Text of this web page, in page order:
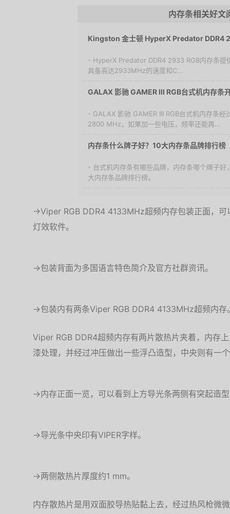
内存条相关好文
Kingston 金士顿 HyperX Predator DDR4
- HyperX Predator DDR4 2933 RGB内存条提
具备高达2933MHz的速度和C...
GALAX 影驰 GAMER III RGB台式机内存条
- GALAX 影驰 GAMER III RGB台式机内存条经
2800 MHz，如果加一些电压，频率还能再...
内存条什么牌子好？10大内存条品牌排行榜
- 台式机内存条有哪些品牌，内存条哪个牌子好
大内存条品牌排行榜。
→Viper RGB DDR4 4133MHz超频内存包装正面，
灯效软件。
→包装背面为多国语言特色简介及官方社群资讯。
→包装内有两条Viper RGB DDR4 4133MHz超频内存
Viper RGB DDR4超频内存有两片散热片夹着，内存
漆处理，并经过冲压做出一些浮凸造型，中央则有一
→内存正面一览，可以看到上方导光条两侧有突起造
→导光条中央印有VIPER字样。
→两侧散热片厚度约1 mm。
内存散热片是用双面胶导热贴黏上去，经过热风枪微